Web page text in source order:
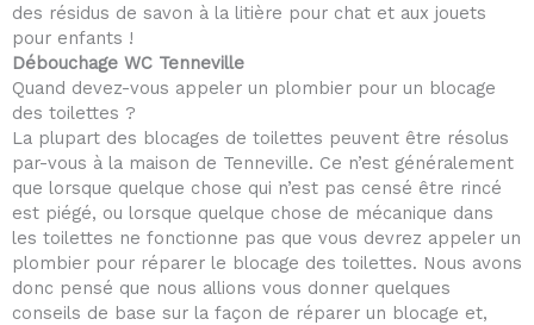
des résidus de savon à la litière pour chat et aux jouets
pour enfants !
Débouchage WC Tenneville
Quand devez-vous appeler un plombier pour un blocage
des toilettes ?
La plupart des blocages de toilettes peuvent être résolus
par-vous à la maison de Tenneville. Ce n’est généralement
que lorsque quelque chose qui n’est pas censé être rincé
est piégé, ou lorsque quelque chose de mécanique dans
les toilettes ne fonctionne pas que vous devrez appeler un
plombier pour réparer le blocage des toilettes. Nous avons
donc pensé que nous allions vous donner quelques
conseils de base sur la façon de réparer un blocage et,